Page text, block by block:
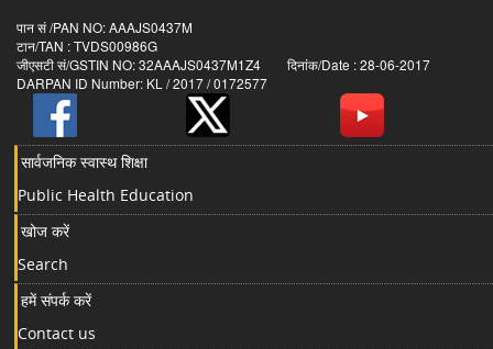
पान सं /PAN NO: AAAJS0437M
टान/TAN : TVDS00986G
जीएसटी सं/GSTIN NO: 32AAAJS0437M1Z4 दिनांक/Date : 28-06-2017
DARPAN ID Number: KL / 2017 / 0172577
सार्वजनिक स्वास्थ शिक्षा
Public Health Education
खोज करें
Search
हमें संपर्क करें
Contact us